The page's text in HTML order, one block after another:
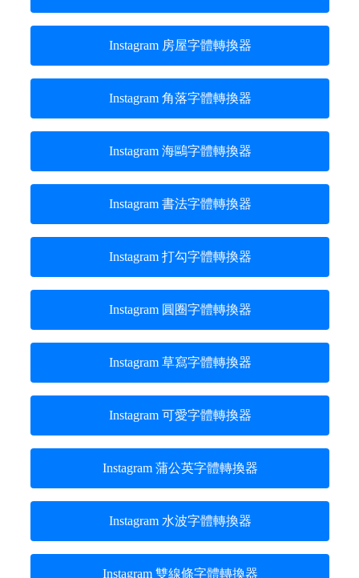
Instagram 房屋字體轉換器
Instagram 角落字體轉換器
Instagram 海鷗字體轉換器
Instagram 書法字體轉換器
Instagram 打勾字體轉換器
Instagram 圓圈字體轉換器
Instagram 草寫字體轉換器
Instagram 可愛字體轉換器
Instagram 蒲公英字體轉換器
Instagram 水波字體轉換器
Instagram 雙線條字體轉換器